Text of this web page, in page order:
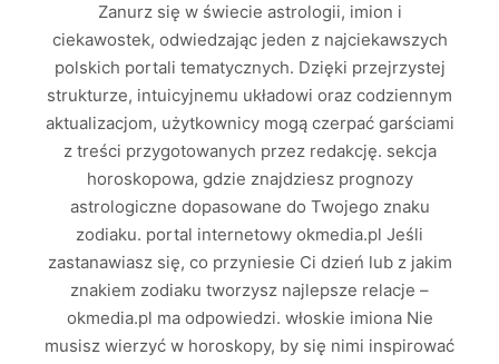
Zanurz się w świecie astrologii, imion i
ciekawostek, odwiedzając jeden z najciekawszych
polskich portali tematycznych. Dzięki przejrzystej
strukturze, intuicyjnemu układowi oraz codziennym
aktualizacjom, użytkownicy mogą czerpać garściami
z treści przygotowanych przez redakcję. sekcja
horoskopowa, gdzie znajdziesz prognozy
astrologiczne dopasowane do Twojego znaku
zodiaku. portal internetowy okmedia.pl Jeśli
zastanawiasz się, co przyniesie Ci dzień lub z jakim
znakiem zodiaku tworzysz najlepsze relacje –
okmedia.pl ma odpowiedzi. włoskie imiona Nie
musisz wierzyć w horoskopy, by się nimi inspirować